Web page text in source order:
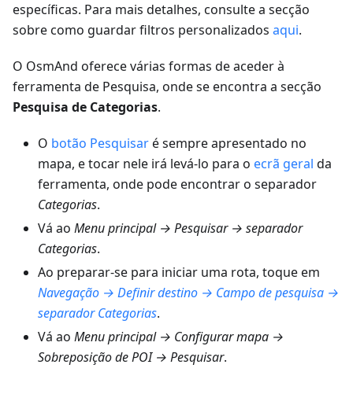
específicas. Para mais detalhes, consulte a secção
sobre como guardar filtros personalizados aqui.
O OsmAnd oferece várias formas de aceder à
ferramenta de Pesquisa, onde se encontra a secção
Pesquisa de Categorias.
O botão Pesquisaré sempre apresentado no
mapa, e tocar nele irá levá-lo para o ecrã geral da
ferramenta, onde pode encontrar o separador
Categorias.
Vá ao Menu principal → Pesquisar → separador
Categorias.
Ao preparar-se para iniciar uma rota, toque em
Navegação → Definir destino → Campo de pesquisa →
separador Categorias.
Vá ao Menu principal → Configurar mapa →
Sobreposição de POI → Pesquisar.